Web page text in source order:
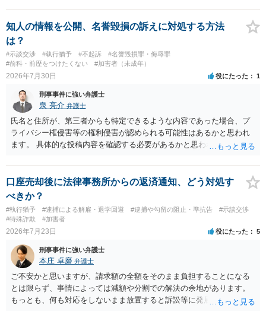
検察官の処分判断の際、相談者さんの意向を示す証拠の一つとして位
置づけられる様に思われます。 より詳細についてお聞きになりたい場
合、最寄りの法律事務所での相談を検討ください
知人の情報を公開、名誉毀損の訴えに対処する方法
は？
#示談交渉 #執行猶予 #不起訴
#名誉毀損罪・侮辱罪
#前科・前歴をつけたくない
#加害者（未成年）
2026年7月30日 役にたった 1
刑事事件に強い弁護士
泉 亮介 弁護士
氏名と住所が、第三者からも特定できるような内容であった場合、プ
ライバシー権侵害等の権利侵害が認められる可能性はあるかと思われ
ます。 具体的な投稿内容を確認する必要があるかと思われますので、
でしょう。
口座売却後に法律事務所からの返済通知、どう対処す
べきか？
#執行猶予 #逮捕による解雇・退学回避 #逮捕や勾留の阻止・準抗告
#示談交渉
#特殊詐欺
#加害者
2026年7月23日 役にたった 5
刑事事件に強い弁護士
本庄 卓磨 弁護士
ご不安かと思いますが、請求額の全額をそのまま負担することになる
とは限らず、事情によっては減額や分割での解決の余地があります。
もっとも、何も対応をしないまま放置すると訴訟等に発展してしまう